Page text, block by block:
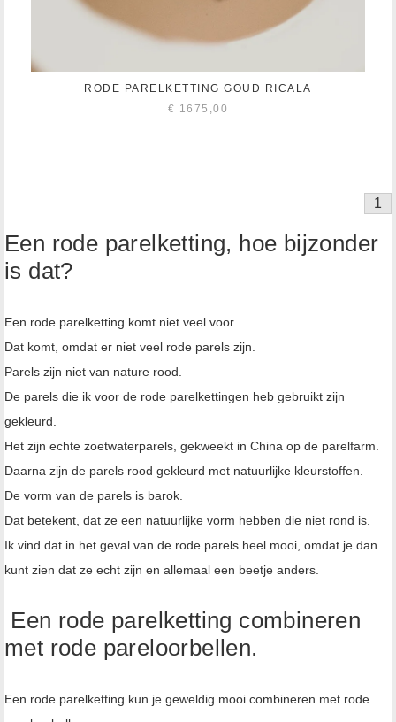
RODE PARELKETTING GOUD RICALA
€ 1675,00
1
Een rode parelketting, hoe bijzonder
is dat?
Een rode parelketting komt niet veel voor.
Dat komt, omdat er niet veel rode parels zijn.
Parels zijn niet van nature rood.
De parels die ik voor de rode parelkettingen heb gebruikt zijn
gekleurd.
Het zijn echte zoetwaterparels, gekweekt in China op de parelfarm.
Daarna zijn de parels rood gekleurd met natuurlijke kleurstoffen.
De vorm van de parels is barok.
Dat betekent, dat ze een natuurlijke vorm hebben die niet rond is.
Ik vind dat in het geval van de rode parels heel mooi, omdat je dan
kunt zien dat ze echt zijn en allemaal een beetje anders.
Een rode parelketting combineren
met rode pareloorbellen.
Een rode parelketting kun je geweldig mooi combineren met rode